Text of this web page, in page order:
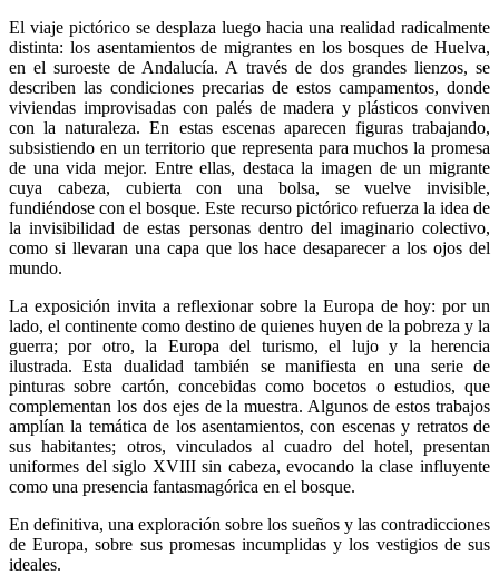
El viaje pictórico se desplaza luego hacia una realidad radicalmente
distinta: los asentamientos de migrantes en los bosques de Huelva,
en el suroeste de Andalucía. A través de dos grandes lienzos, se
describen las condiciones precarias de estos campamentos, donde
viviendas improvisadas con palés de madera y plásticos conviven
con la naturaleza. En estas escenas aparecen figuras trabajando,
subsistiendo en un territorio que representa para muchos la promesa
de una vida mejor. Entre ellas, destaca la imagen de un migrante
cuya cabeza, cubierta con una bolsa, se vuelve invisible,
fundiéndose con el bosque. Este recurso pictórico refuerza la idea de
la invisibilidad de estas personas dentro del imaginario colectivo,
como si llevaran una capa que los hace desaparecer a los ojos del
mundo.
La exposición invita a reflexionar sobre la Europa de hoy: por un
lado, el continente como destino de quienes huyen de la pobreza y la
guerra; por otro, la Europa del turismo, el lujo y la herencia
ilustrada. Esta dualidad también se manifiesta en una serie de
pinturas sobre cartón, concebidas como bocetos o estudios, que
complementan los dos ejes de la muestra. Algunos de estos trabajos
amplían la temática de los asentamientos, con escenas y retratos de
sus habitantes; otros, vinculados al cuadro del hotel, presentan
uniformes del siglo XVIII sin cabeza, evocando la clase influyente
como una presencia fantasmagórica en el bosque.
En definitiva, una exploración sobre los sueños y las contradicciones
de Europa, sobre sus promesas incumplidas y los vestigios de sus
ideales.